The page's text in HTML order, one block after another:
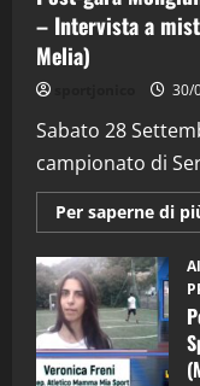
– Intervista a
Melia)
30/
Sabato 28
campionato di
Per saperne di
2
3